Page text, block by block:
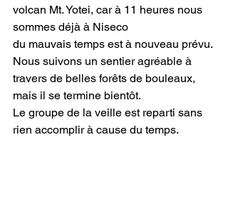
volcan Mt. Yotei, car à 11 heures nous
sommes déjà à Niseco
du mauvais temps est à nouveau prévu.
Nous suivons un sentier agréable à
travers de belles forêts de bouleaux,
mais il se termine bientôt.
Le groupe de la veille est reparti sans
rien accomplir à cause du temps.